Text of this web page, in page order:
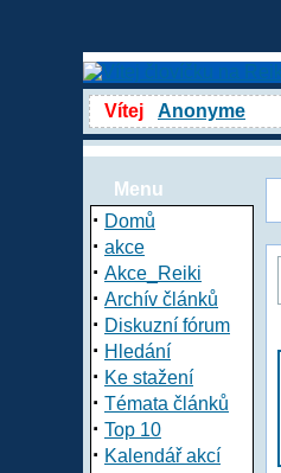
Vítej Anonyme
Menu
· Domů
· akce
· Akce_Reiki
· Archív článků
· Diskuzní fórum
· Hledání
· Ke stažení
· Témata článků
· Top 10
· Kalendář akcí